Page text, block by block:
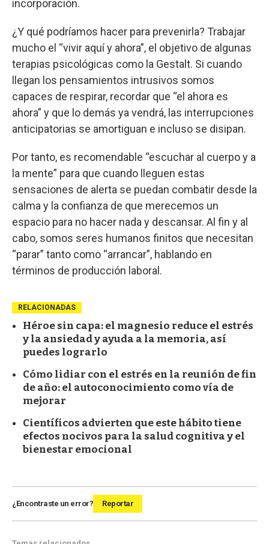
incorporación.
¿Y qué podríamos hacer para prevenirla? Trabajar
mucho el “vivir aquí y ahora”, el objetivo de algunas
terapias psicológicas como la Gestalt. Si cuando
llegan los pensamientos intrusivos somos
capaces de respirar, recordar que “el ahora es
ahora” y que lo demás ya vendrá, las interrupciones
anticipatorias se amortiguan e incluso se disipan.
Por tanto, es recomendable “escuchar al cuerpo y a
la mente” para que cuando lleguen estas
sensaciones de alerta se puedan combatir desde la
calma y la confianza de que merecemos un
espacio para no hacer nada y descansar. Al fin y al
cabo, somos seres humanos finitos que necesitan
“parar” tanto como “arrancar”, hablando en
términos de producción laboral.
RELACIONADAS
Héroe sin capa: el magnesio reduce el estrés
y la ansiedad y ayuda a la memoria, así
puedes lograrlo
Cómo lidiar con el estrés en la reunión de fin
de año: el autoconocimiento como vía de
mejorar
Científicos advierten que este hábito tiene
efectos nocivos para la salud cognitiva y el
bienestar emocional
¿Encontraste un error? Reportar